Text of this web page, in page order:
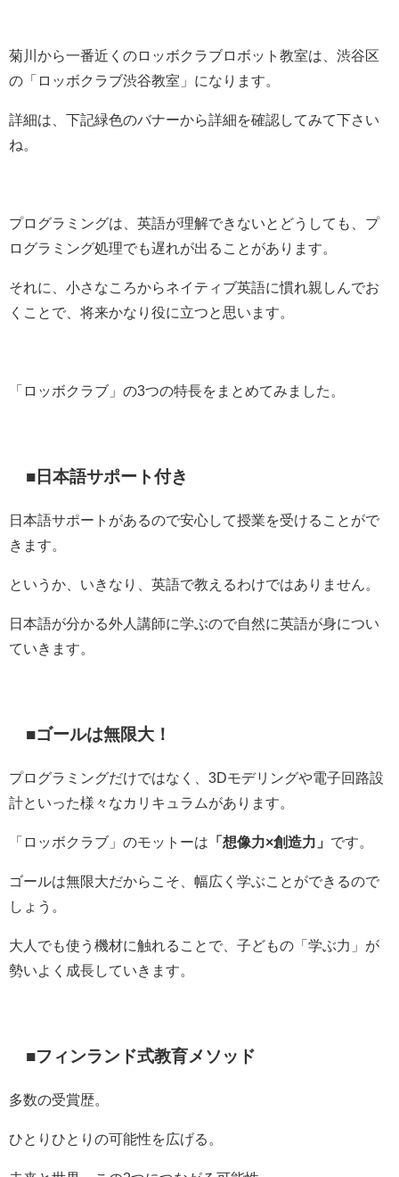
菊川から一番近くのロッボクラブロボット教室は、渋谷区
の「ロッボクラブ渋谷教室」になります。
詳細は、下記緑色のバナーから詳細を確認してみて下さい
ね。
プログラミングは、英語が理解できないとどうしても、プ
ログラミング処理でも遅れが出ることがあります。
それに、小さなころからネイティブ英語に慣れ親しんでお
くことで、将来かなり役に立つと思います。
「ロッボクラブ」の3つの特長をまとめてみました。
■日本語サポート付き
日本語サポートがあるので安心して授業を受けることがで
きます。
というか、いきなり、英語で教えるわけではありません。
日本語が分かる外人講師に学ぶので自然に英語が身につい
ていきます。
■ゴールは無限大！
プログラミングだけではなく、3Dモデリングや電子回路設
計といった様々なカリキュラムがあります。
「ロッボクラブ」のモットーは 「想像力×創造力」 です。
ゴールは無限大だからこそ、幅広く学ぶことができるので
しょう。
大人でも使う機材に触れることで、子どもの「学ぶ力」が
勢いよく成長していきます。
■フィンランド式教育メソッド
多数の受賞歴。
ひとりひとりの可能性を広げる。